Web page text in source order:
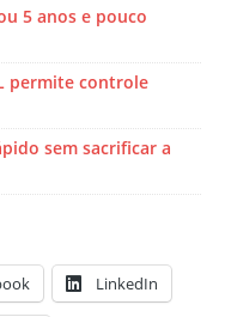
5 anos e pouco
permite controle
sem sacrificar a
LinkedIn